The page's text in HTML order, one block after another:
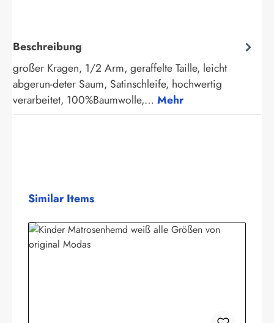
Beschreibung
großer Kragen, 1/2 Arm, geraffelte Taille, leicht
abgerun-deter Saum, Satinschleife, hochwertig
verarbeitet, 100%Baumwolle,… Mehr
Produktgalerie überspringen
Similar Items